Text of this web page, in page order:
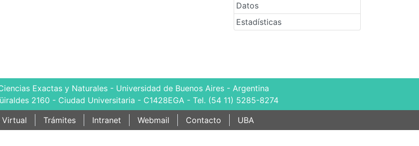
Datos
Estadísticas
Exactas y Naturales - Universidad de Buenos Aires - Argentina
2160 - Ciudad Universitaria - C1428EGA - Tel. (54 11) 5285-8274
Virtual Trámites Intranet Webmail Contacto UBA